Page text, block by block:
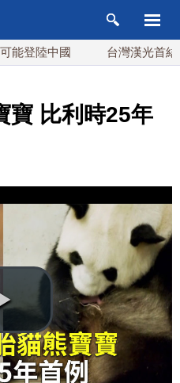
中國 台灣漢光首結合城鎮
寶 比利時25年